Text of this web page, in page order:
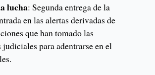
lucha: Segunda entrega de la
en las alertas derivadas de
que han tomado las
para adentrarse en el